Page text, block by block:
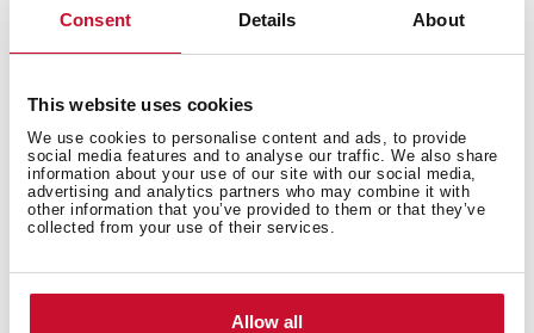
Consent Details About
This website uses cookies
We use cookies to personalise content and ads, to provide
social media features and to analyse our traffic. We also share
information about your use of our site with our social media,
advertising and analytics partners who may combine it with
other information that you’ve provided to them or that they’ve
collected from your use of their services.
Allow all
hasta 200 mm y un radio de 15.